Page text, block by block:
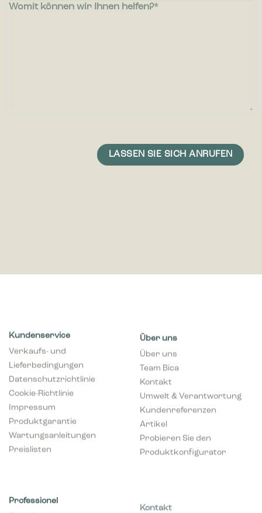
Womit können wir Ihnen helfen?
Kundenservice
Verkaufs- und
Lieferbedingungen
Datenschutzrichtlinie
Cookie-Richtlinie
Impressum
Produktgarantie
Wartungsanleitungen
Preislisten
Über uns
Über uns
Team Bica
Kontakt
Umwelt & Verantwortung
Kundenreferenzen
Artikel
Probieren Sie den
Produktkonfigurator
info@bicasolutions.de